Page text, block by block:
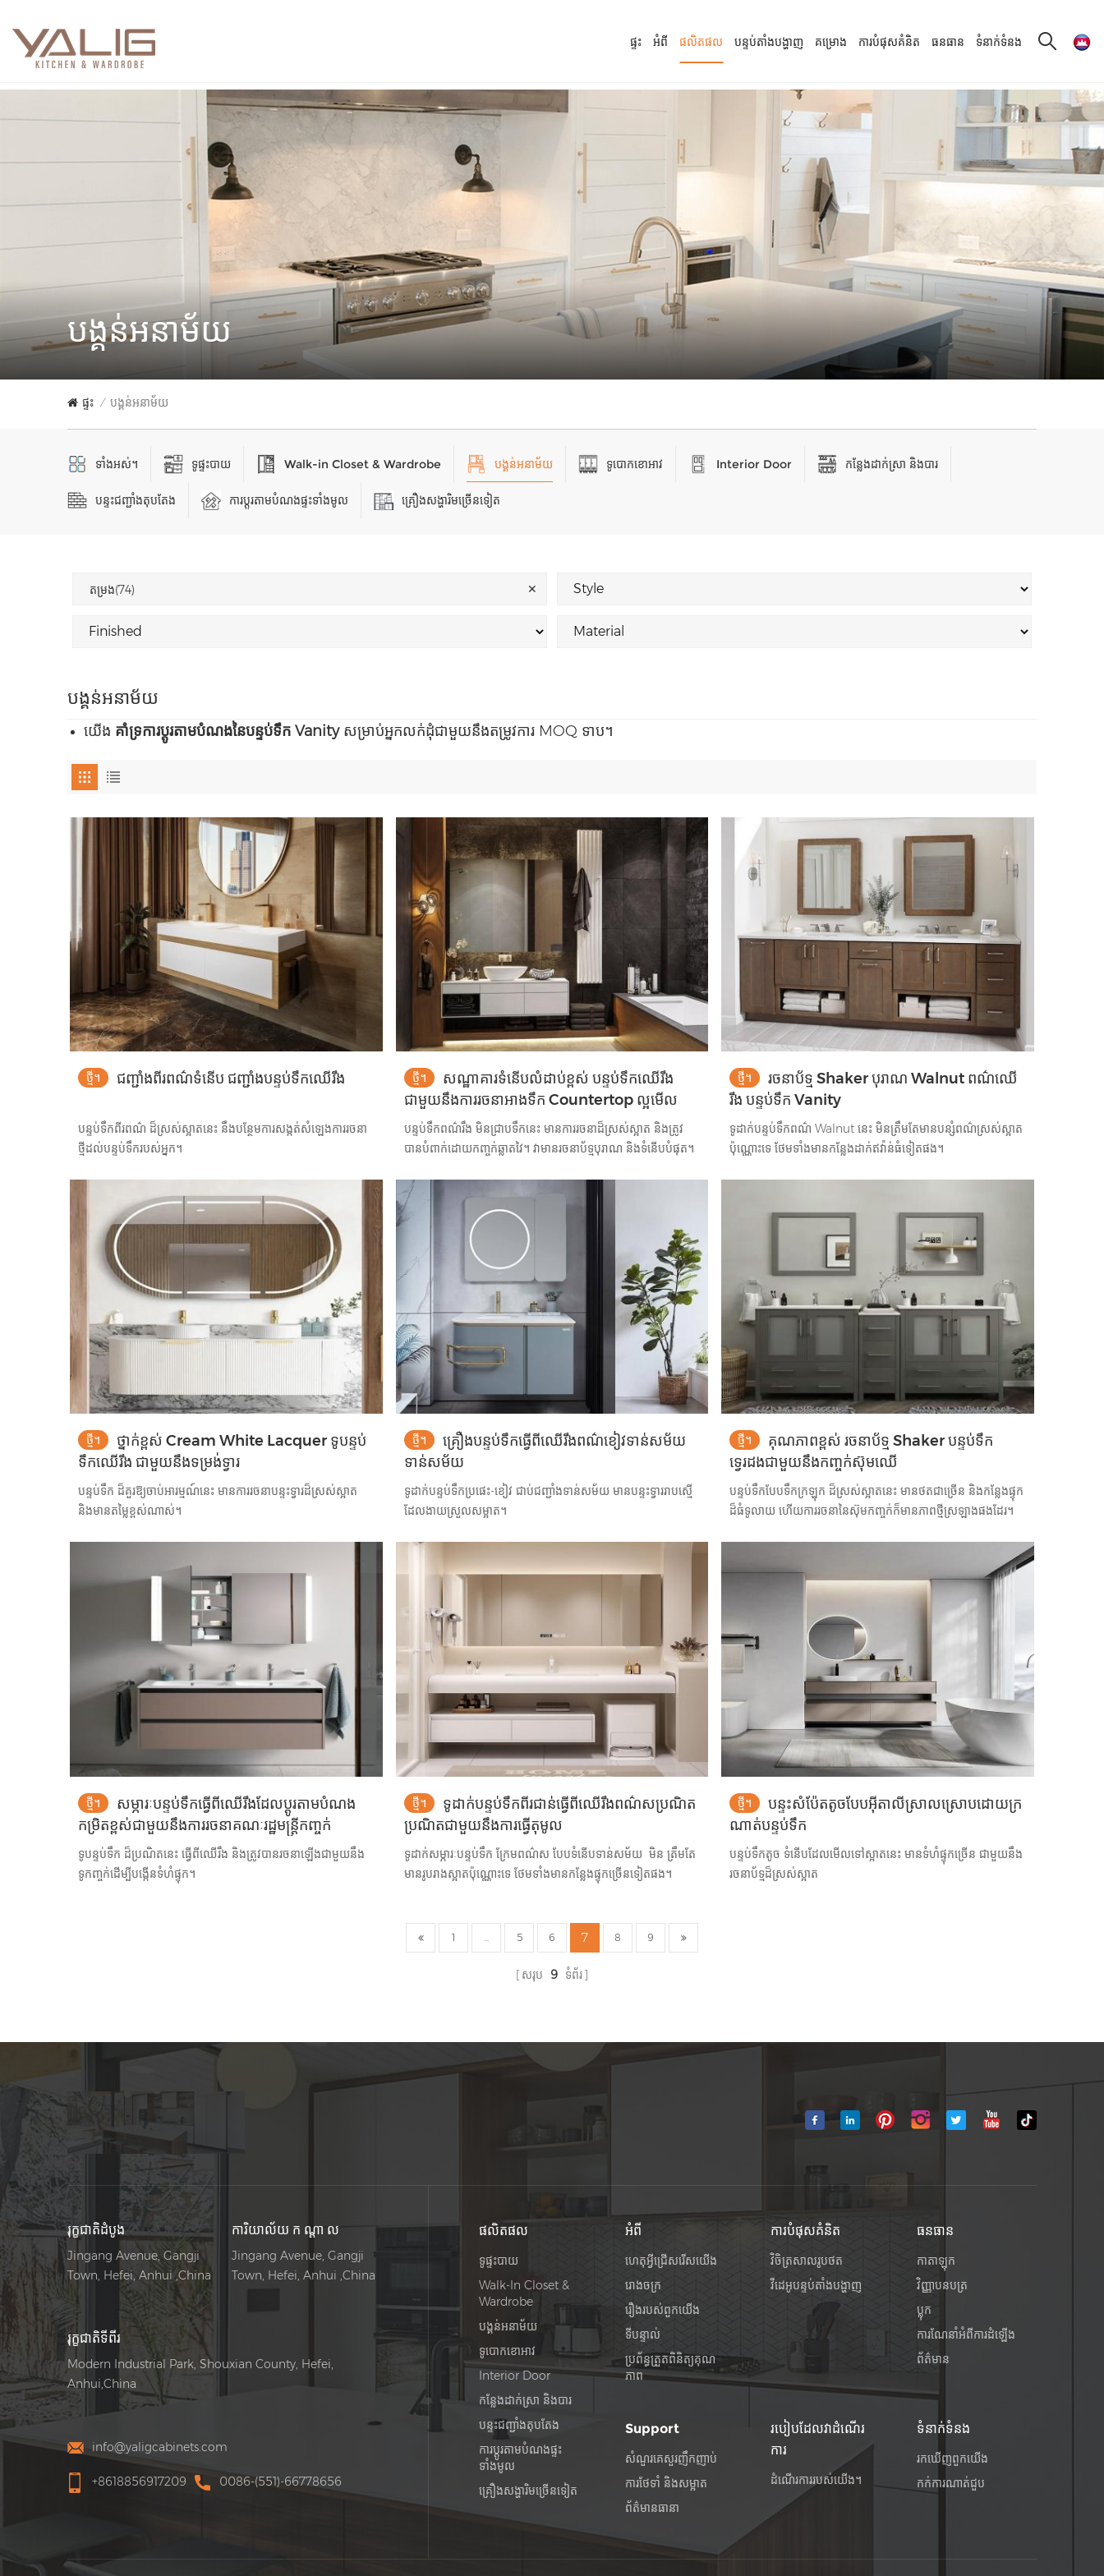
ផ្ទះ អំពី ផលិតផល បន្ទប់តាំងបង្ហាញ គម្រោង ការបំផុសគំនិត ធនធាន ទំនាក់ទំនង
បង្គន់អនាម័យ
ផ្ទះ / បង្គន់អនាម័យ
ទាំងអស់។ ទូផ្ទះបាយ Walk-in Closet & Wardrobe បង្គន់អនាម័យ ទូបោកខោអាវ Interior Door កន្លែងដាក់ស្រា និងបារ
បន្ទះជញ្ជាំងតុបតែង ការប្ដូរតាមបំណងផ្ទះទាំងមូល គ្រឿងសង្ហារិមច្រើនទៀត
តម្រង(74) ✕
បង្គន់អនាម័យ
យើង គាំទ្រការប្ដូរតាមបំណងនៃបន្ទប់ទឹក Vanity សម្រាប់អ្នកលក់ដុំជាមួយនឹងតម្រូវការ MOQ ទាប។
ថ្មី។ ជញ្ជាំងពីរពណ៌ទំនើប ជញ្ជាំងបន្ទប់ទឹកឈើរឹង
បន្ទប់ទឹកពីរពណ៌ ដ៏ស្រស់ស្អាតនេះ នឹងបន្ថែមការសង្កត់សំឡេងការរចនា
ថ្មីដល់បន្ទប់ទឹករបស់អ្នក។
ថ្មី។
សណ្ឋាគារទំនើបលំដាប់ខ្ពស់ បន្ទប់ទឹកឈើរឹង
ជាមួយនឹងការរចនាអាងទឹក Countertop ល្អមើល
បន្ទប់ទឹកពណ៌រឹង មិនជ្រាបទឹកនេះ មានការរចនាដ៏ស្រស់ស្អាត និងត្រូវ
បានបំពាក់ដោយកញ្ចក់ឆ្លាតវៃ។ វាមានរចនាប័ទ្មបុរាណ និងទំនើបបំផុត។
ថ្មី។
រចនាប័ទ្ម Shaker បុរាណ Walnut ពណ៌ឈើ
រឹង បន្ទប់ទឹក Vanity
ទូដាក់បន្ទប់ទឹកពណ៌ Walnut នេះ មិនត្រឹមតែមានបន្សំពណ៌ស្រស់ស្អាត
ប៉ុណ្ណោះទេ ថែមទាំងមានកន្លែងដាក់ឥវ៉ាន់ធំទៀតផង។
ថ្មី។
ថ្នាក់ខ្ពស់ Cream White Lacquer ទូបន្ទប់
ទឹកឈើរឹង ជាមួយនឹងទម្រង់ទ្វារ
បន្ទប់ទឹក ដ៏គួរឱ្យចាប់អារម្មណ៍នេះ មានការរចនាបន្ទះទ្វារដ៏ស្រស់ស្អាត
និងមានតម្លៃខ្ពស់ណាស់។
ថ្មី។
គ្រឿងបន្ទប់ទឹកធ្វើពីឈើរឹងពណ៌ខៀវទាន់សម័យ
ទាន់សម័យ
ទូដាក់បន្ទប់ទឹកប្រផេះ-ខៀវ ជាប់ជញ្ជាំងទាន់សម័យ មានបន្ទះទ្វាររាបស្មើ
ដែលងាយស្រួលសម្អាត។
ថ្មី។
គុណភាពខ្ពស់ រចនាប័ទ្ម Shaker បន្ទប់ទឹក
ទ្វេរដងជាមួយនឹងកញ្ចក់ស៊ុមឈើ
បន្ទប់ទឹកបែបទឹកក្រឡុក ដ៏ស្រស់ស្អាតនេះ មានថតជាច្រើន និងកន្លែងផ្ទុក
ដ៏ធំទូលាយ ហើយការរចនានៃស៊ុមកញ្ចក់ក៏មានភាពថ្មីស្រឡាងផងដែរ។
ថ្មី។
សម្ភារៈបន្ទប់ទឹកធ្វើពីឈើរឹងដែលប្ដូរតាមបំណង
កម្រិតខ្ពស់ជាមួយនឹងការរចនាគណៈរដ្ឋមន្ត្រីកញ្ចក់
ទូបន្ទប់ទឹក ដ៏ប្រណិតនេះ ធ្វើពីឈើរឹង និងត្រូវបានរចនាឡើងជាមួយនឹង
ទូកញ្ចក់ដើម្បីបង្កើនទំហំផ្ទុក។
ថ្មី។
ទូដាក់បន្ទប់ទឹកពីរជាន់ធ្វើពីឈើរឹងពណ៌សប្រណិត
ប្រណិតជាមួយនឹងការធ្វើតុមូល
ទូដាក់សម្ភារៈបន្ទប់ទឹក ក្រែមពណ៌ស បែបទំនើបទាន់សម័យ មិន ត្រឹមតែ
មានរូបរាងស្អាតប៉ុណ្ណោះទេ ថែមទាំងមានកន្លែងផ្ទុកច្រើនទៀតផង។
ថ្មី។
បន្ទះ​សំប៉ែត​តូច​បែប​អ៊ីតាលី​ស្រាល​ស្រោប​ដោយ​ក្រ
ណាត់​បន្ទប់ទឹក
បន្ទប់ទឹកតូច ទំនើបដែលមើលទៅស្អាតនេះ មានទំហំផ្ទុកច្រើន ជាមួយនឹង
រចនាប័ទ្មដ៏ស្រស់ស្អាត
1 5 6 7 8 9
សរុប 9 ទំព័រ
រុក្ខជាតិដំបូង
Jingang Avenue, Gangji
Town, Hefei, Anhui ,China
ការិយាល័យ ក ណ្តា ល
Jingang Avenue, Gangji
Town, Hefei, Anhui ,China
រុក្ខជាតិទីពីរ
Modern Industrial Park, Shouxian County, Hefei,
Anhui,China
info@yaligcabinets.com
+8618856917209 0086-(551)-66778656
ផលិតផល
ទូផ្ទះបាយ
Walk-In Closet &
Wardrobe
បង្គន់អនាម័យ
ទូបោកខោអាវ
Interior Door
កន្លែងដាក់ស្រា និងបារ
បន្ទះជញ្ជាំងតុបតែង
ការប្ដូរតាមបំណងផ្ទះ
ទាំងមូល
គ្រឿងសង្ហារិមច្រើនទៀត
អំពី
ហេតុអ្វីជ្រើសរើសយើង
រោងចក្រ
រឿង​របស់​ពួក​យើង
ទីបន្ទាល់
ប្រព័ន្ធត្រួតពិនិត្យគុណ
ភាព
ការបំផុសគំនិត
វិចិត្រសាលរូបថត
វីដេអូបន្ទប់តាំងបង្ហាញ
ធនធាន
កាតាឡុក
វិញ្ញាបនបត្រ
ប្លុក
ការណែនាំអំពីការដំឡើង
ព័ត៌មាន
Support
សំណួរគេសួរញឹកញាប់
ការថែទាំ និងសម្អាត
ព័ត៌មានធានា
របៀបដែលវាដំណើរ
ការ
ដំណើរការរបស់យើង។
ទំនាក់ទំនង
រក​ឃើញ​ពួក​យើង
កក់ការណាត់ជួប